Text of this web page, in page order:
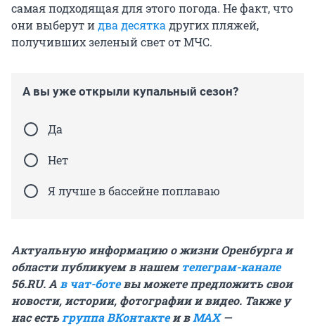
самая подходящая для этого погода. Не факт, что
они выберут идва десяткадругих пляжей,
получивших зеленый свет от МЧС.
А вы уже открыли купальный сезон?
Да
Нет
Я лучше в бассейне поплаваю
Актуальную информацию о жизни Оренбурга и
области публикуем в нашем телеграм-канале
56.RU. Ав чат-ботевы можете предложить свои
новости, истории, фотографии и видео. Также у
нас естьгруппа ВКонтактеи вMAX—